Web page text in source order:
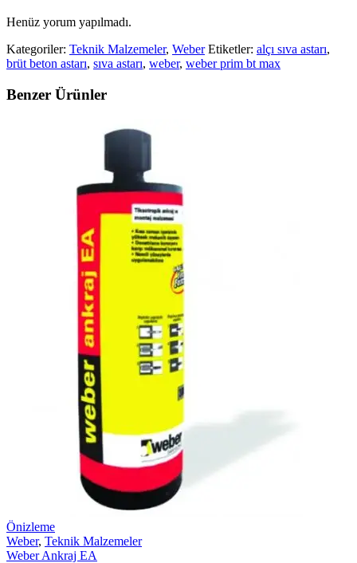
Henüz yorum yapılmadı.
Kategoriler: Teknik Malzemeler, Weber Etiketler: alçı sıva astarı,
brüt beton astarı, sıva astarı, weber, weber prim bt max
Benzer Ürünler
Önizleme
Weber, Teknik Malzemeler
Weber Ankraj EA